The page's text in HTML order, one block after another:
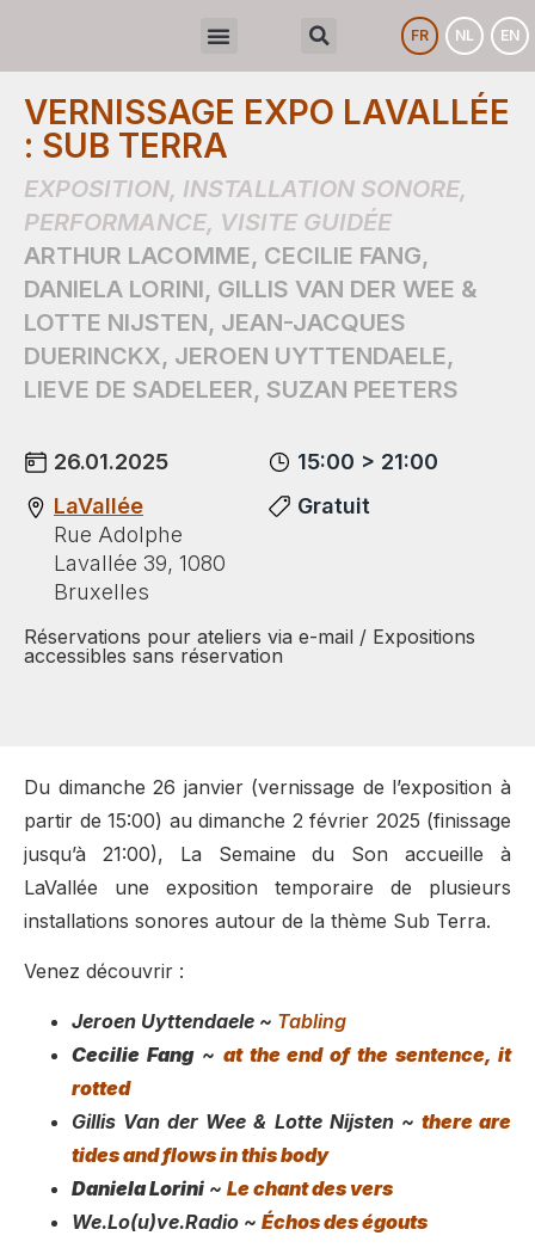
FR NL EN
VERNISSAGE EXPO LAVALLÉE
: SUB TERRA
EXPOSITION, INSTALLATION SONORE,
PERFORMANCE, VISITE GUIDÉE
ARTHUR LACOMME, CECILIE FANG,
DANIELA LORINI, GILLIS VAN DER WEE &
LOTTE NIJSTEN, JEAN-JACQUES
DUERINCKX, JEROEN UYTTENDAELE,
LIEVE DE SADELEER, SUZAN PEETERS
26.01.2025
LaVallée
Rue Adolphe
Lavallée 39, 1080
Bruxelles
15:00 > 21:00
Gratuit
Réservations pour ateliers via e-mail / Expositions
accessibles sans réservation
Du dimanche 26 janvier (vernissage de l’exposition à
partir de 15:00) au dimanche 2 février 2025 (finissage
jusqu’à 21:00), La Semaine du Son accueille à
LaVallée une exposition temporaire de plusieurs
installations sonores autour de la thème Sub Terra.
Venez découvrir :
Jeroen Uyttendaele ~ Tabling
Cecilie Fang~ at the end of the sentence, it
rotted
Gillis Van der Wee & Lotte Nijsten ~ there are
tides and flows in this body
Daniela Lorini ~ Le chant des vers
We.Lo(u)ve.Radio ~ Échos des égouts